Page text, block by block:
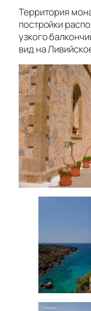
Территория
постройки
узкого
вид на